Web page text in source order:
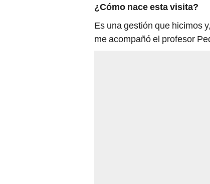
¿Cómo nace esta visita?
Es una gestión que hicimos
me acompañó el profesor